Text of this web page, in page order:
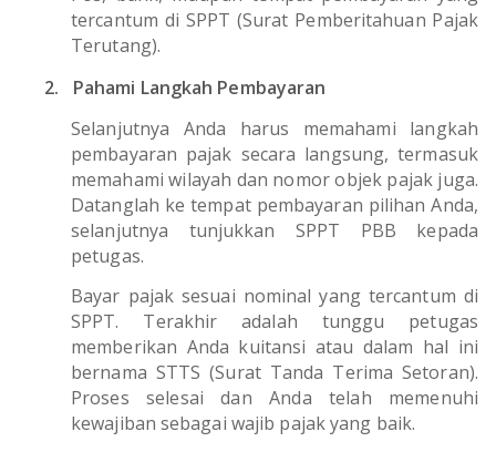
tercantum di SPPT (Surat Pemberitahuan Pajak
Terutang).
2.
Pahami Langkah Pembayaran
Selanjutnya Anda harus memahami langkah
pembayaran pajak secara langsung, termasuk
memahami wilayah dan nomor objek pajak juga.
Datanglah ke tempat pembayaran pilihan Anda,
selanjutnya tunjukkan SPPT PBB kepada
petugas.
Bayar pajak sesuai nominal yang tercantum di
SPPT. Terakhir adalah tunggu petugas
memberikan Anda kuitansi atau dalam hal ini
bernama STTS (Surat Tanda Terima Setoran).
Proses selesai dan Anda telah memenuhi
kewajiban sebagai wajib pajak yang baik.